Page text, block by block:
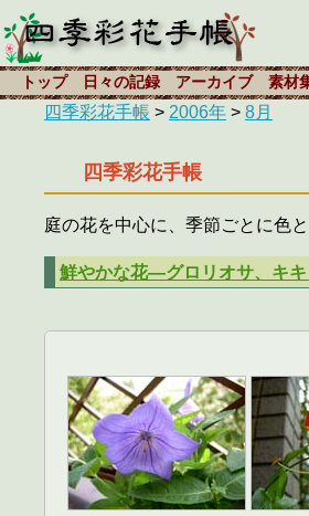
トップ 日々の記録 アーカイブ 素材
四季彩花手帳 > 2006年 > 8月
四季彩花手帳
庭の花を中心に、季節ごとに色
鮮やかな花―グロリオサ、キ